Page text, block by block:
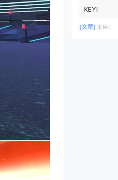
KEYI
[文章] 来自：